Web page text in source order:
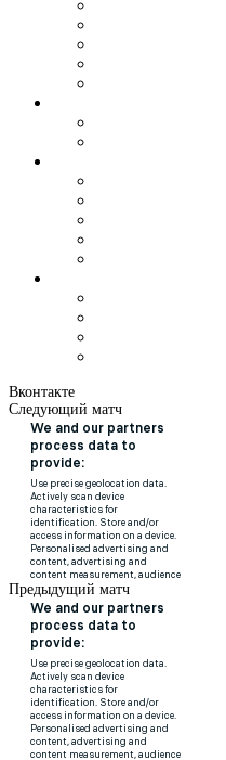
Вконтакте
Следующий матч
Предыдущий матч